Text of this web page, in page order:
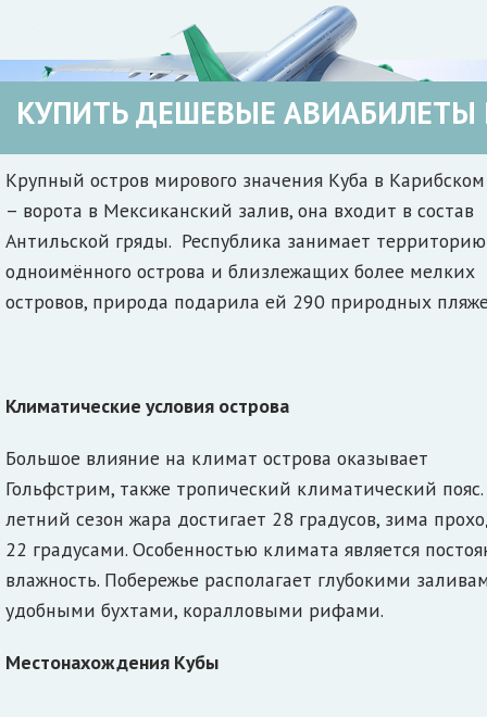
КУПИТЬ ДЕШЕВЫЕ АВИАБИЛЕТЫ
Крупный остров мирового значения Куба в
– ворота в Мексиканский залив, она входит в состав
Антильской гряды. Республика занимает территорию
одноимённого острова и близлежащих более мелких
островов, природа подарила ей 290 природных
Климатические условия острова
Большое влияние на климат острова оказывает
Гольфстрим, также тропический климатический
летний сезон жара достигает 28 градусов, зима
22 градусами. Особенностью климата является
влажность. Побережье располагает глубокими
удобными бухтами, коралловыми рифами.
Местонахождения Кубы